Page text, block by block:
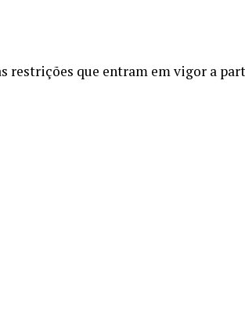
restrições que entram em vigor a